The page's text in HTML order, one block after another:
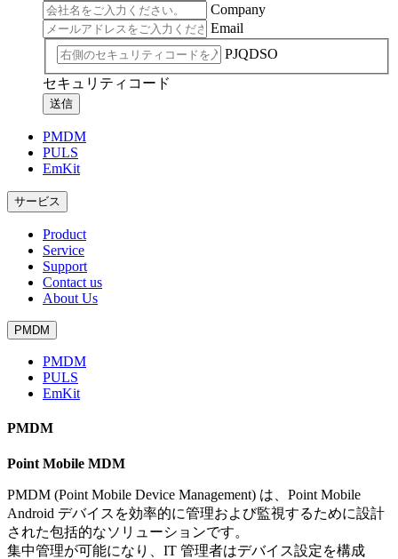
Company
Email
PJQDSO
セキュリティコード
送信
PMDM
PULS
EmKit
サービス
Product
Service
Support
Contact us
About Us
PMDM
PMDM
PULS
EmKit
PMDM
Point Mobile MDM
PMDM (Point Mobile Device Management) は、Point Mobile
Android デバイスを効率的に管理および監視するために設計
された包括的なソリューションです。
集中管理が可能になり、IT 管理者はデバイス設定を構成